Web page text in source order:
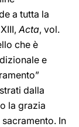
a tutta la
Acta, vol.
che è
e
dalla
la grazia
In